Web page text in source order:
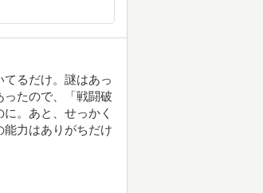
るだけ。謎はあっ
たので、「戦闘破
。あと、せっかく
力はありがちだけ